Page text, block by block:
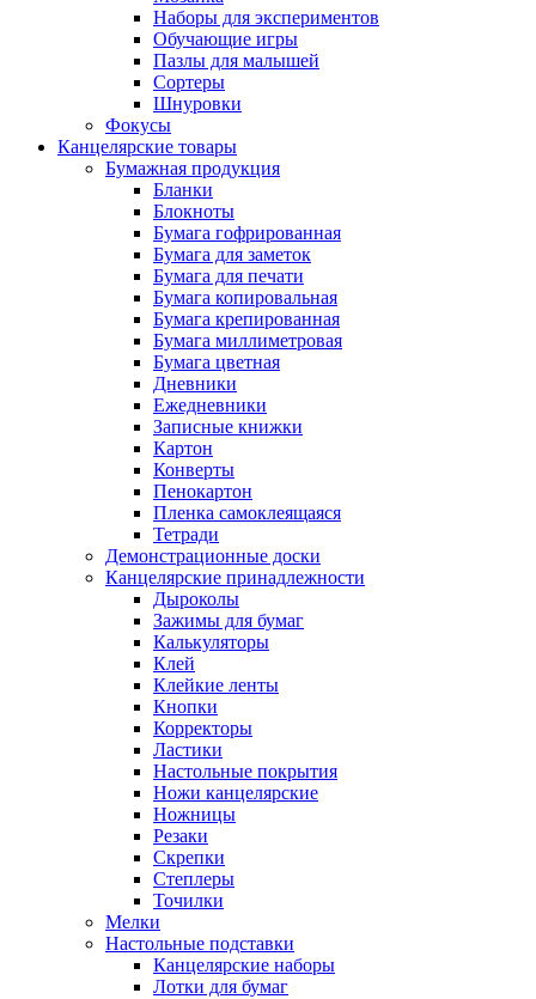
Наборы для экспериментов
Обучающие игры
Пазлы для малышей
Сортеры
Шнуровки
Фокусы
Канцелярские товары
Бумажная продукция
Бланки
Блокноты
Бумага гофрированная
Бумага для заметок
Бумага для печати
Бумага копировальная
Бумага крепированная
Бумага миллиметровая
Бумага цветная
Дневники
Ежедневники
Записные книжки
Картон
Конверты
Пенокартон
Пленка самоклеящаяся
Тетради
Демонстрационные доски
Канцелярские принадлежности
Дыроколы
Зажимы для бумаг
Калькуляторы
Клей
Клейкие ленты
Кнопки
Корректоры
Ластики
Настольные покрытия
Ножи канцелярские
Ножницы
Резаки
Скрепки
Степлеры
Точилки
Мелки
Настольные подставки
Канцелярские наборы
Лотки для бумаг